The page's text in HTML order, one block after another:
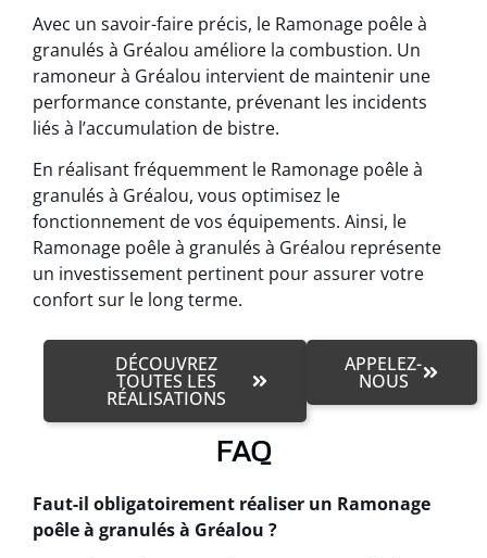
Avec un savoir-faire précis, le Ramonage poêle à
granulés à Gréalou améliore la combustion. Un
ramoneur à Gréalou intervient de maintenir une
performance constante, prévenant les incidents
liés à l’accumulation de bistre.
En réalisant fréquemment le Ramonage poêle à
granulés à Gréalou, vous optimisez le
fonctionnement de vos équipements. Ainsi, le
Ramonage poêle à granulés à Gréalou représente
un investissement pertinent pour assurer votre
confort sur le long terme.
DÉCOUVREZ
TOUTES LES
RÉALISATIONS
APPELEZ-
NOUS
FAQ
Faut-il obligatoirement réaliser un Ramonage
poêle à granulés à Gréalou ?